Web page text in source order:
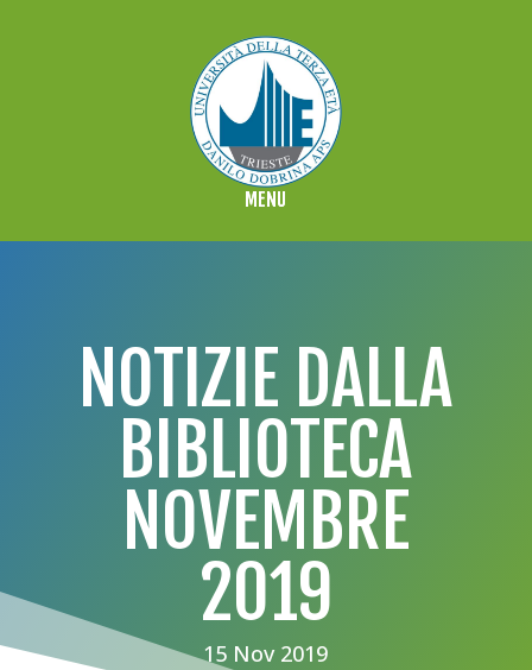
NOTIZIE DALLA
BIBLIOTECA
NOVEMBRE
2019
15 Nov 2019